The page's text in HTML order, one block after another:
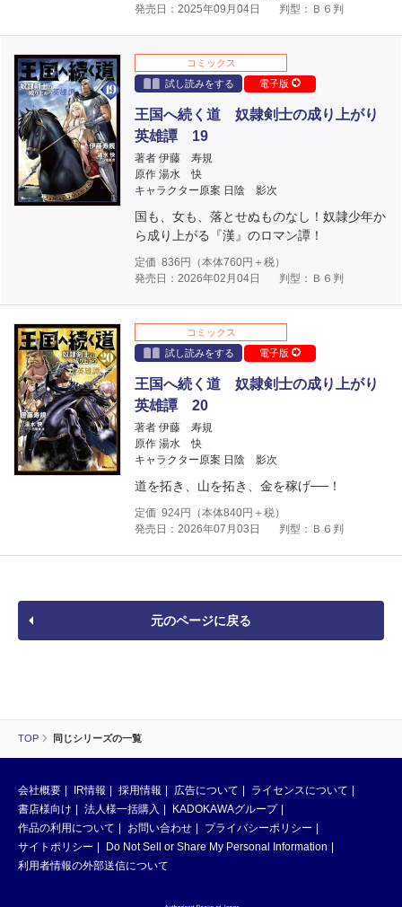
TOP 同じシリーズの一覧
発売日：2025年09月04日
判型：Ｂ６判
コミックス
試し読みをする
電子版
王国へ続く道 奴隷剣士の成り上がり
英雄譚 19
著者 伊藤 寿規
原作 湯水 快
キャラクター原案 日陰 影次
国も、女も、落とせぬものなし！奴隷少年か
ら成り上がる『漢』のロマン譚！
定価 836 円（本体760円＋税）
発売日：2026年02月04日
判型：Ｂ６判
コミックス
試し読みをする
電子版
王国へ続く道 奴隷剣士の成り上がり
英雄譚 20
著者 伊藤 寿規
原作 湯水 快
キャラクター原案 日陰 影次
道を拓き、山を拓き、金を稼げ──！
定価 924円（本体840円＋税）
発売日：2026年07月03日
判型：Ｂ６判
元のページに戻る
会社概要 IR情報 採用情報 広告について
ライセンスについて
書店様向け
法人様一括購入
KADOKAWAグループ
作品の利用について
お問い合わせ
プライバシーポリシー
サイトポリシー
Do Not Sell or Share My Personal Information
利用者情報の外部送信について